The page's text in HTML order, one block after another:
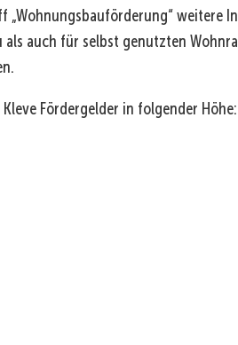
„Wohnungsbauförderung“ weitere
auch für selbst genutzten
Fördergelder in folgender Höhe: